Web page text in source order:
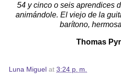
54 y cinco o seis aprendices
animándole. El viejo de la
barítono,
Thomas
Luna Miguel at 3:24 p. m.